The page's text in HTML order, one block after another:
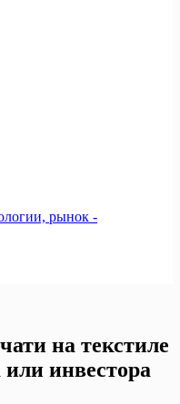
рынок -
на текстиле
инвестора